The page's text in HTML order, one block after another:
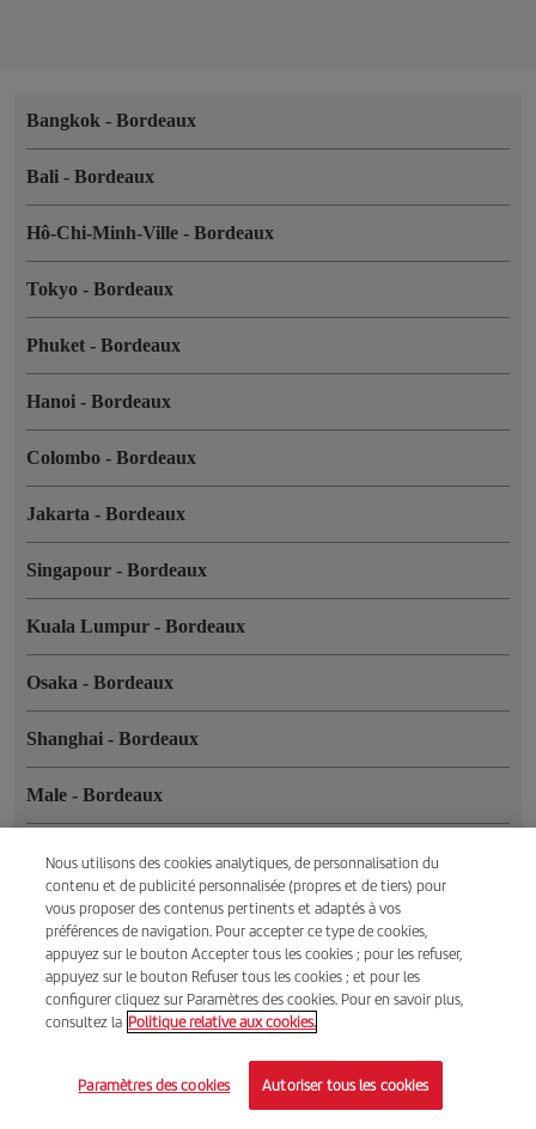
Bangkok - Bordeaux
Bali - Bordeaux
Hô-Chi-Minh-Ville - Bordeaux
Tokyo - Bordeaux
Phuket - Bordeaux
Hanoi - Bordeaux
Colombo - Bordeaux
Jakarta - Bordeaux
Singapour - Bordeaux
Kuala Lumpur - Bordeaux
Osaka - Bordeaux
Shanghai - Bordeaux
Male - Bordeaux
Séoul-Bordeaux
Delhi-Bordeaux
Hong Kong -Bordeaux
Guangzhou- Bordeaux
Nous utilisons des cookies analytiques, de personnalisation du
contenu et de publicité personnalisée (propres et de tiers) pour
vous proposer des contenus pertinents et adaptés à vos
préférences de navigation. Pour accepter ce type de cookies,
appuyez sur le bouton Accepter tous les cookies ; pour les refuser,
appuyez sur le bouton Refuser tous les cookies ; et pour les
configurer cliquez sur Paramètres des cookies. Pour en savoir plus,
consultez la Politique relative aux cookies.
Paramètres des cookies Autoriser tous les cookies